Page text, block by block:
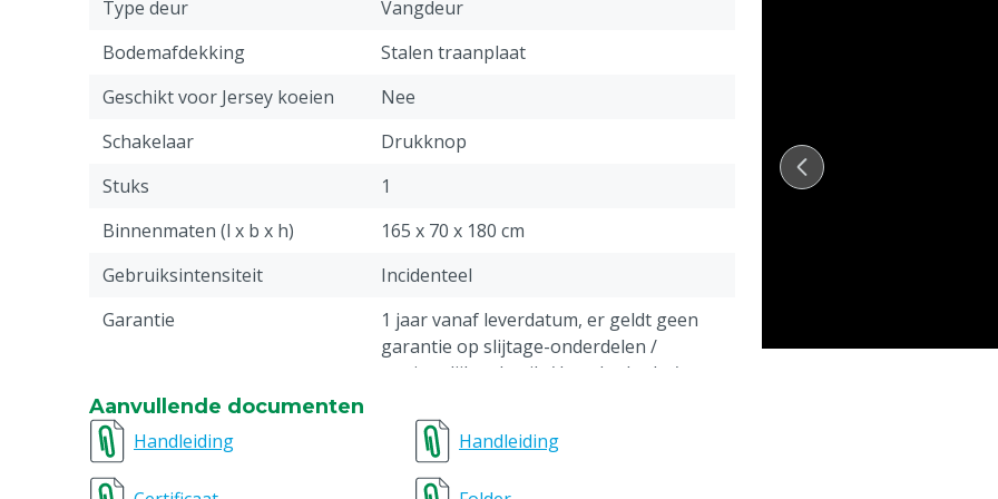
Inwendig: 165 x 70 x 180
Uitwendig: 213 x 120 x
Type deur
Vangdeur
Bodemafdekking
Stalen traanplaat
Geschikt voor Jersey koeien
Nee
Schakelaar
Drukknop
Stuks
1
Binnenmaten (l x b x h)
165 x 70 x 180 cm
Gebruiksintensiteit
Incidenteel
Garantie
1 jaar vanaf leverdatum, er geldt geen
garantie op slijtage-onderdelen /
oneigenlijk gebruik / breukschade /
Model
Silver
Buitenmaten (l x b x h)
213 x 120 x 218 cm
Aanvullende documenten
Handleiding
Handleiding